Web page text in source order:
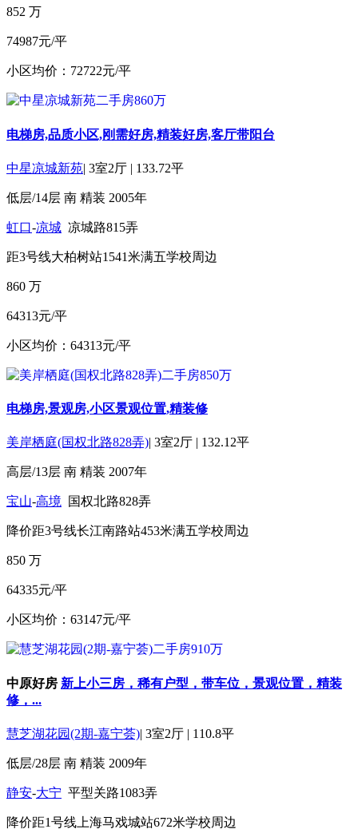
852 万
74987元/平
小区均价：72722元/平
电梯房,品质小区,刚需好房,精装好房,客厅带阳台
中星凉城新苑| 3室2厅 | 133.72平
低层/14层 南 精装 2005年
虹口-凉城 凉城路815弄
距3号线大柏树站1541米满五学校周边
860 万
64313元/平
小区均价：64313元/平
电梯房,景观房,小区景观位置,精装修
美岸栖庭(国权北路828弄)| 3室2厅 | 132.12平
高层/13层 南 精装 2007年
宝山-高境 国权北路828弄
降价距3号线长江南路站453米满五学校周边
850 万
64335元/平
小区均价：63147元/平
中原好房 新上小三房，稀有户型，带车位，景观位置，精装
修，...
慧芝湖花园(2期-嘉宁荟)| 3室2厅 | 110.8平
低层/28层 南 精装 2009年
静安-大宁 平型关路1083弄
降价距1号线上海马戏城站672米学校周边